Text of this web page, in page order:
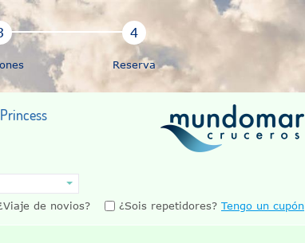
Reserva
de novios?
¿Sois repetidores? Tengo un cupón